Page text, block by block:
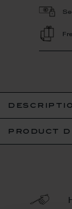
product